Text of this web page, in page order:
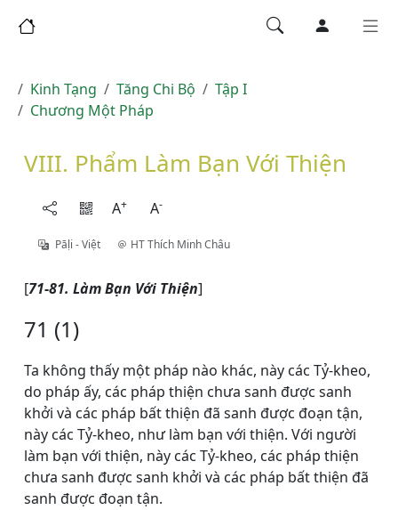
Kinh Tạng Tăng Chi Bộ
Tập I
Chương Một Pháp
VIII. Phẩm Làm Bạn Với Thiện
A+ A-
Pāḷi - Việt HT Thích Minh Châu
[71-81. Làm Bạn Với Thiện]
71 (1)
Ta không thấy một pháp nào khác, này các Tỷ-kheo,
do pháp ấy, các pháp thiện chưa sanh được sanh
khởi và các pháp bất thiện đã sanh được đoạn tận,
này các Tỷ-kheo, như làm bạn với thiện. Với người
làm bạn với thiện, này các Tỷ-kheo, các pháp thiện
chưa sanh được sanh khởi và các pháp bất thiện đã
sanh được đoạn tận.